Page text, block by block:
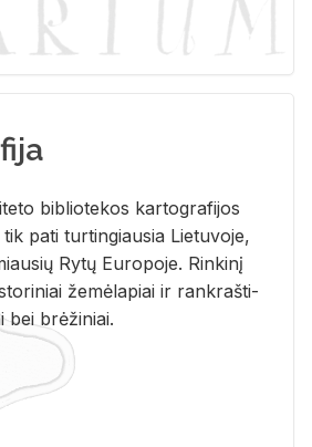
bi­b­lio­te­kos kar­to­gra­fi­jos
pati tur­tin­giau­sia Lie­tu­vo­je,
Rytų Eu­ro­po­je. Rin­ki­nį
že­mė­la­piai ir rank­raš­ti­
bei brė­ži­niai.